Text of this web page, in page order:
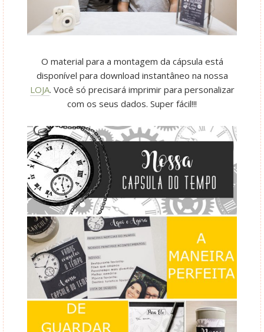
O material para a montagem da cápsula está
disponível para download instantâneo na nossa
LOJA. Você só precisará imprimir para personalizar
com os seus dados. Super fácil!!!